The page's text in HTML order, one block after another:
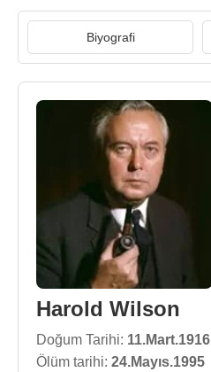
Biyografi
Harold Wilson
Doğum Tarihi: 11.Mart.1916
Ölüm tarihi: 24.Mayıs.1995